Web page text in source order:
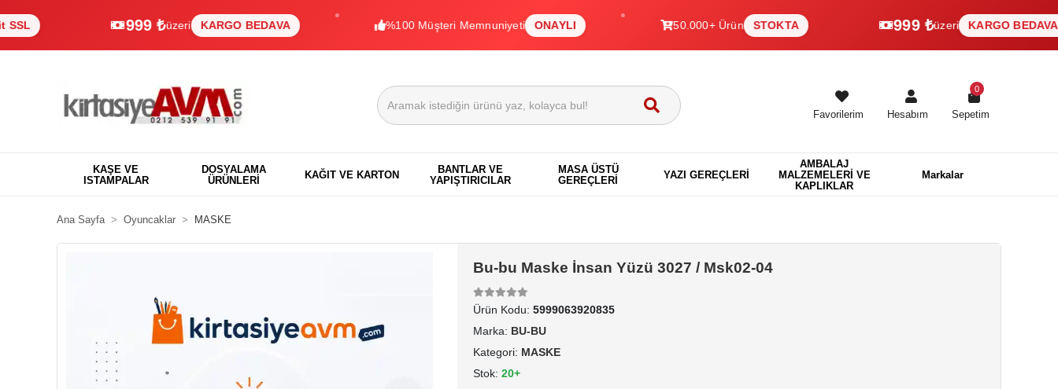
999 ₺üzeri KARGO BEDAVA %100 Müşteri Memnuniyeti ONAYLI 50.000+ Ürün STOKTA 999 ₺üzeri KARGO BEDAVA
Favorilerim Hesabım Sepetim
0
KAŞE VE
ISTAMPALAR
DOSYALAMA
ÜRÜNLERİ
KAĞIT VE KARTON
BANTLAR VE
YAPIŞTIRICILAR
MASA ÜSTÜ
GEREÇLERİ
YAZI GEREÇLERİ
AMBALAJ
MALZEMELERİ VE
KAPLIKLAR
Markalar
Ana Sayfa Oyuncaklar MASKE
Bu-bu Maske İnsan Yüzü 3027 / Msk02-04
Ürün Kodu: 5999063920835
Marka: BU-BU
Kategori: MASKE
Stok: 20+